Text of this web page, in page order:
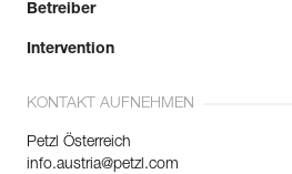
Betreiber
Intervention
KONTAKT AUFNEHMEN
Petzl Österreich
info.austria@petzl.com